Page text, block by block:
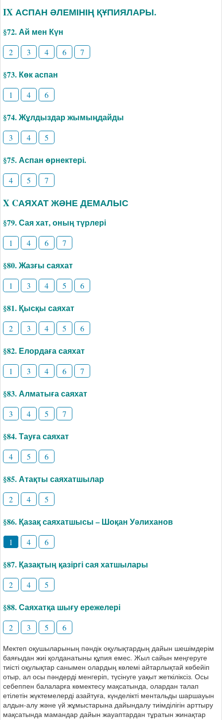
IX АСПАН ӘЛЕМІНІҢ ҚҰПИЯЛАРЫ.
§72. Ай мен Күн
2 3 4 6 7
§73. Көк аспан
1 4 6
§74. Жұлдыздар жымыңдайды
3 4 5
§75. Аспан өрнектері.
4 5 7
X CАЯХАТ ЖӘНЕ ДЕМАЛЫС
§79. Сая хат, оның түрлері
1 4 6 7
§80. Жазғы саяхат
1 3 4 5 6
§81. Қысқы саяхат
2 3 4 5 6
§82. Елордаға саяхат
1 3 4 6 7
§83. Алматыға саяхат
3 4 5 7
§84. Тауға саяхат
4 5 6
§85. Атақты саяхатшылар
2 4 5
§86. Қазақ саяхатшысы – Шоқан Уәлиханов
1 4 6
§87. Қазақтың қазіргі сая хатшылары
2 4 5
§88. Саяхатқа шығу ережелері
2 3 5 6
Мектеп оқушыларының пәндік оқулықтардың дайын шешімдерім
баяғыдан жиі қолданатыны құпия емес. Жыл сайын меңгеруге
тиісті оқулықтар санымен олардың көлемі айтарлықтай көбейіп
отыр, ал осы пәндерді менгеріп, түсінуге уақыт жеткіліксіз. Осы
себеппен балаларға көмектесу мақсатында, олардан талап
етілетін жүктемелерді азайтуға, күнделікті ментальды шаршауын
алдын-алу және үй жұмыстарына дайындалу тиімділігін арттыру
мақсатында мамандар дайын жауаптардан тұратын жинақтар